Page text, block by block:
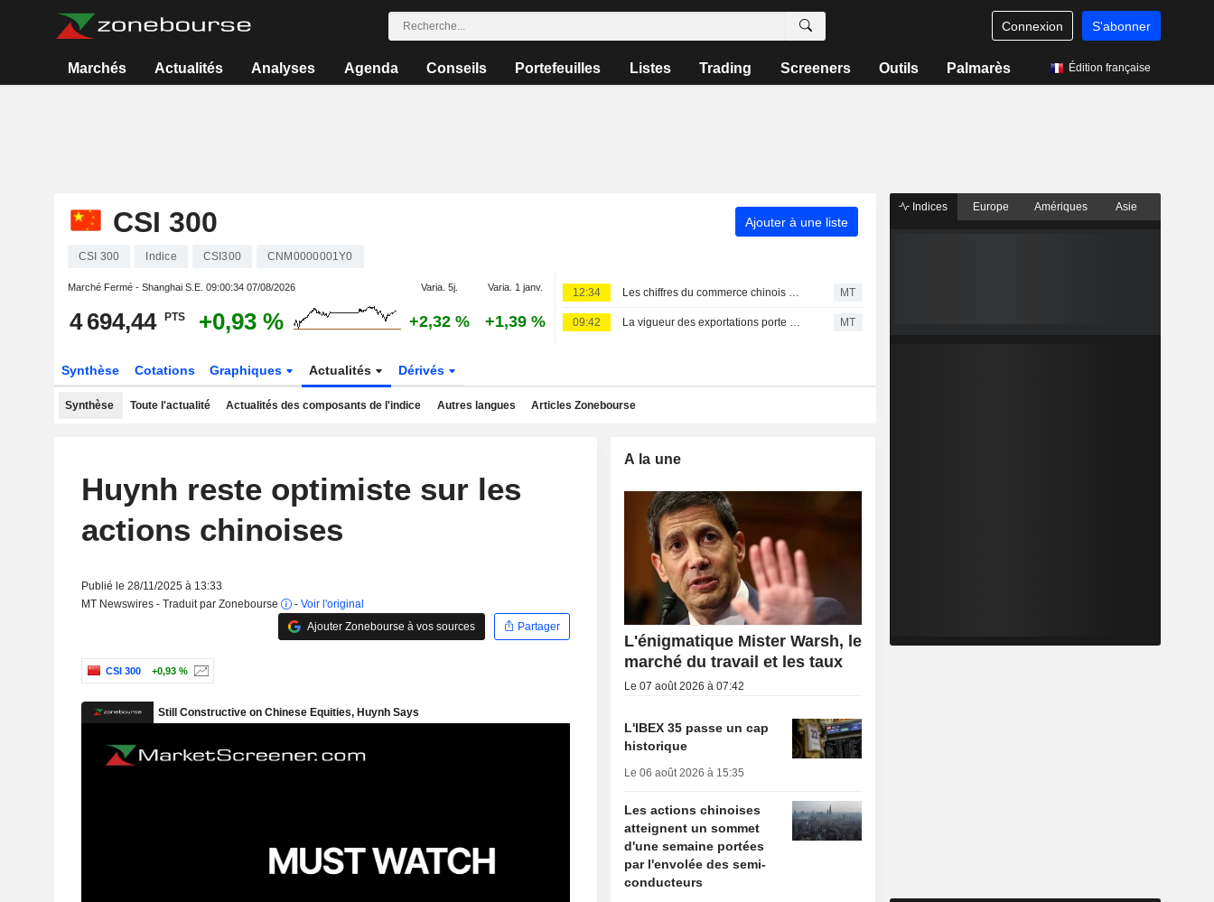
Connexion S'abonner
Marchés Actualités Analyses Agenda Conseils Portefeuilles Listes Trading Screeners Outils Palmarès Édition française
CSI 300 Ajouter à une liste
CSI 300 Indice CSI300 CNM0000001Y0
Marché Fermé - Shanghai S.E. 09:00:34 07/08/2026 Varia. 5j. Varia. 1 janv.
4 694,44 PTS +0,93 % +2,32 % +1,39 %
12:34 Les chiffres du commerce chinois et les incertitudes dans le Golfe Persique agitent les bourses asiatiques MT
09:42 La vigueur des exportations porte les actions chinoises ; Haisco Pharmaceutical grimpe de 4 % MT
Synthèse Cotations Graphiques Actualités Dérivés
Synthèse Toute l'actualité Actualités des composants de l'indice Autres langues Articles Zonebourse
Huynh reste optimiste sur les
actions chinoises
Publié le 28/11/2025 à 13:33
MT Newswires - Traduit par Zonebourse
- Voir l'original
Ajouter Zonebourse à vos sources
Partager
CSI 300 +0,93 %
A la une
L'énigmatique Mister Warsh, le
marché du travail et les taux
Le 07 août 2026 à 07:42
L'IBEX 35 passe un cap
historique
Le 06 août 2026 à 15:35
Les actions chinoises
atteignent un sommet
d'une semaine portées
par l'envolée des semi-
conducteurs
Indices Europe Amériques Asie